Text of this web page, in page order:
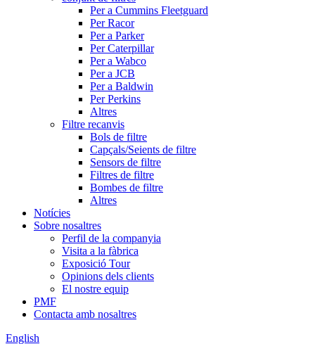
Per a Cummins Fleetguard
Per Racor
Per a Parker
Per Caterpillar
Per a Wabco
Per a JCB
Per a Baldwin
Per Perkins
Altres
Filtre recanvis
Bols de filtre
Capçals/Seients de filtre
Sensors de filtre
Filtres de filtre
Bombes de filtre
Altres
Notícies
Sobre nosaltres
Perfil de la companyia
Visita a la fàbrica
Exposició Tour
Opinions dels clients
El nostre equip
PMF
Contacta amb nosaltres
English